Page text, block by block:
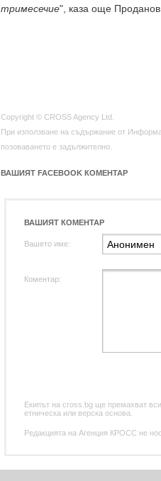
тримесечие", каза още Проданов
Copyright © CROSS Agency Ltd.
При използване на съдържание от
позоваването е задължително.
ВАШИЯТ FACEBOOK КОМЕНТАР
ВАШИЯТ КОМЕНТАР
Вашето име:
Коментар:
Екипът на cross.bg ще премахват
етническа или верска основа.
Редакцията на Агенция КРОСС не